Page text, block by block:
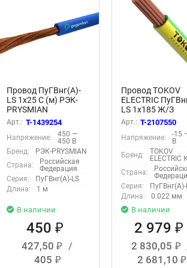
Провод ПуГВнг(А)-
LS 1х25 С (м) РЭК-
PRYSMIAN
0501100506
Арт.: T-1439254
Напряжение:
450 —
450 В
Бренд:
РЭК-PRYSMIAN
Страна:
Российская
Федерация
Серия:
ПуГВнг(А)-LS
Длина:
1 м
В наличии
450 ₽
427,50 ₽
/
405 ₽
Провод TOKOV
ELECTRIC
LS 1х185 Ж/З
450/750В (м)
УТ000032039
Арт.: T-2107550
Напряжение:
-15
В
Бренд:
TOKOV
ELECTRIC
Страна:
Серия:
ПуГВнг(А)-
Длина:
0.022 мм
В наличии
2 979₽
2 830,05 ₽
2 681,10 ₽